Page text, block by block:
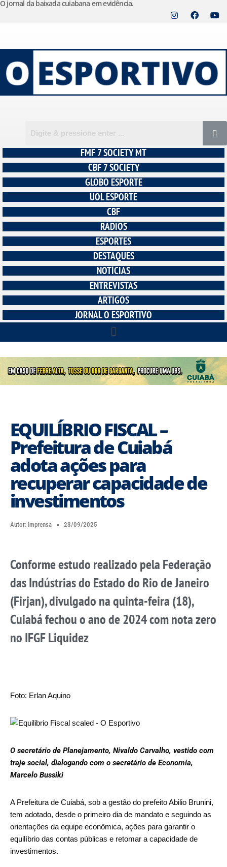
o
conteúdo
O jornal da baixada cuiabana em evidência.
FMF 7 SOCIETY MT
CBF 7 SOCIETY
GLOBO ESPORTE
UOL ESPORTE
CBF
RÁDIOS
ESPORTES
DESTAQUES
NOTÍCIAS
ENTREVISTAS
ARTIGOS
JORNAL O ESPORTIVO
EQUILÍBRIO FISCAL –
Prefeitura de Cuiabá
adota ações para
recuperar capacidade de
investimentos
Autor: Imprensa 23/09/2025
Conforme estudo realizado pela Federação
das Indústrias do Estado do Rio de Janeiro
(Firjan), divulgado na quinta-feira (18),
Cuiabá fechou o ano de 2024 com nota zero
no IFGF Liquidez
Foto: Erlan Aquino
O secretário de Planejamento, Nivaldo Carvalho, vestido com
traje social, dialogando com o secretário de Economia,
Marcelo Bussiki
A Prefeitura de Cuiabá, sob a gestão do prefeito Abilio Brunini,
tem adotado, desde o primeiro dia de mandato e seguindo as
orientações da equipe econômica, ações para garantir o
equilíbrio das contas públicas e retomar a capacidade de
investimentos.